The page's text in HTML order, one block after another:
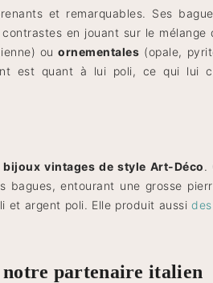
et remarquables. Ses
en jouant sur le
ou ornementales (opale,
est quant à lui poli, ce qui lui
bijoux vintages de style Art-Déco.
entourant une grosse
et argent poli. Elle produit aussi
notre partenaire italien